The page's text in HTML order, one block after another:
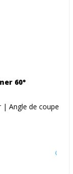
60°
| Angle de coupe